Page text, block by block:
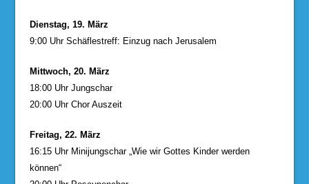
Dienstag, 19. März
9:00 Uhr Schäflestreff: Einzug nach Jerusalem
Mittwoch, 20. März
18:00 Uhr Jungschar
20:00 Uhr Chor Auszeit
Freitag, 22. März
16:15 Uhr Minijungschar „Wie wir Gottes Kinder werden
können“